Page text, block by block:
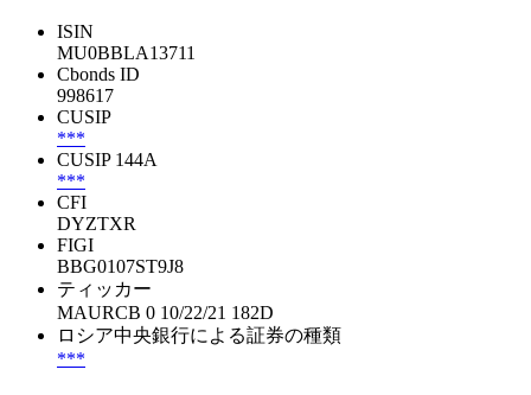
ISIN
MU0BBLA13711
Cbonds ID
998617
CUSIP
***
CUSIP 144A
***
CFI
DYZTXR
FIGI
BBG0107ST9J8
ティッカー
MAURCB 0 10/22/21 182D
ロシア中央銀行による証券の種類
***